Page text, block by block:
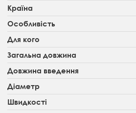
Країна
Особливість
Для кого
Загальна довжина
Довжина введення
Діаметр
Швидкості